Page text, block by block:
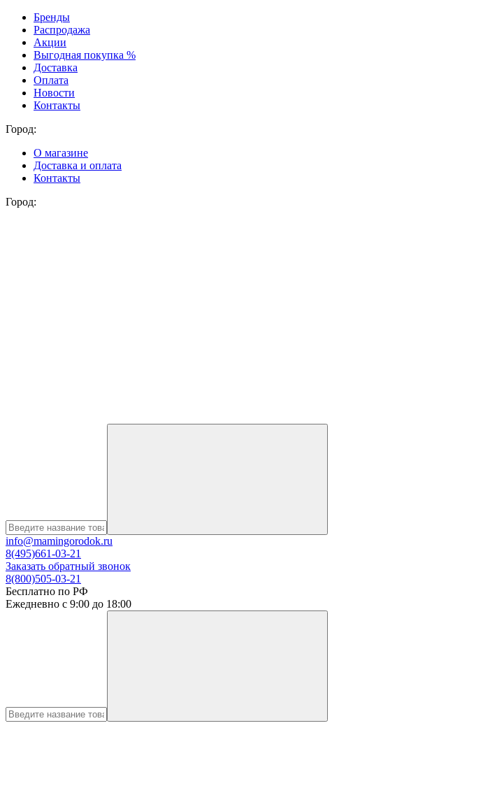
Бренды
Распродажа
Акции
Выгодная покупка %
Доставка
Оплата
Новости
Контакты
Город:
О магазине
Доставка и оплата
Контакты
Город:
info@mamingorodok.ru
8(495)661-03-21
Заказать обратный звонок
8(800)505-03-21
Бесплатно по РФ
Ежедневно с 9:00 до 18:00